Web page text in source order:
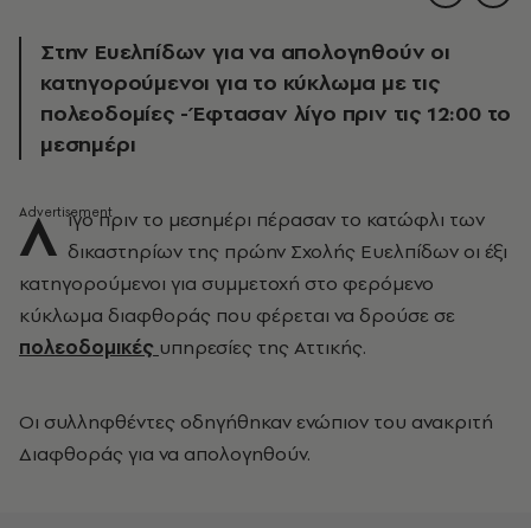
Στην Ευελπίδων για να απολογηθούν οι
κατηγορούμενοι για το κύκλωμα με τις
πολεοδομίες - Έφτασαν λίγο πριν τις 12:00 το
μεσημέρι
Λ ίγο πριν το μεσημέρι πέρασαν το κατώφλι των
δικαστηρίων της πρώην Σχολής Ευελπίδων οι έξι
κατηγορούμενοι για συμμετοχή στο φερόμενο
κύκλωμα διαφθοράς που φέρεται να δρούσε σε
πολεοδομικές υπηρεσίες της Αττικής.
Οι συλληφθέντες οδηγήθηκαν ενώπιον του ανακριτή
Διαφθοράς για να απολογηθούν.